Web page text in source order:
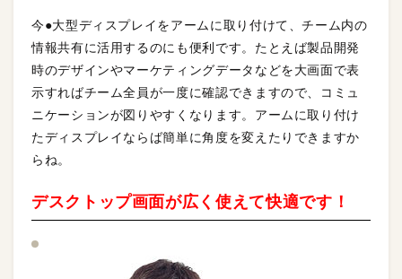
今●大型ディスプレイをアームに取り付けて、チーム内の
情報共有に活用するのにも便利です。たとえば製品開発
時のデザインやマーケティングデータなどを大画面で表
示すればチーム全員が一度に確認できますので、コミュ
ニケーションが図りやすくなります。アームに取り付け
たディスプレイならば簡単に角度を変えたりできますか
らね。
デスクトップ画面が広く使えて快適です！